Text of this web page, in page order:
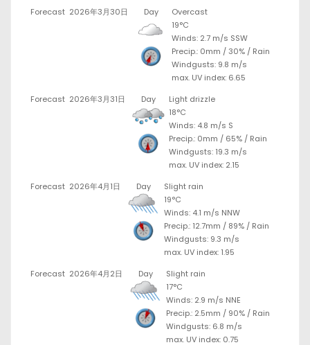
Forecast 2026年3月30日 Day
Overcast
19°C
Winds: 2.7 m/s SSW
Precip.: 0mm /30% / Rain
Windgusts: 9.8 m/s
max. UV index: 6.65
Forecast 2026年3月31日 Day
Light drizzle
18°C
Winds: 4.8 m/s S
Precip.: 0mm / 65% / Rain
Windgusts: 19.3 m/s
max. UV index: 2.15
Forecast 2026年4月1日 Day
Slight rain
19°C
Winds: 4.1 m/s NNW
Precip.: 12.7mm / 89% / Rain
Windgusts: 9.3 m/s
max. UV index: 1.95
Forecast 2026年4月2日 Day
Slight rain
17°C
Winds: 2.9 m/s NNE
Precip.: 2.5mm / 90% / Rain
Windgusts: 6.8 m/s
max. UV index: 0.75